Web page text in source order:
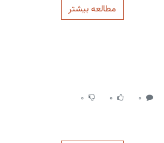
مطالعه بیشتر
0
0
0